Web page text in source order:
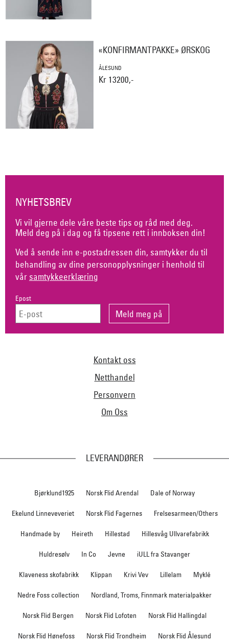
«KONFIRMANTPAKKE» ØRSKOG
ÅLESUND
Kr 13200,-
NYHETSBREV
Vi vil gjerne dele våre beste tips og råd med deg.
Meld deg på i dag og få tipsene rett i innboksen din!
Ved å sende inn e-postadressen din, samtykker du til
behandling av dine personopplysninger i henhold til
vår samtykkeerklæring
Epost
Kontakt oss
Netthandel
Personvern
Om Oss
LEVERANDØRER
Bjørklund1925 Norsk Flid Arendal Dale of Norway
Ekelund Linneveveriet Norsk Flid Fagernes Frelsesarmeen/Others
Handmade by Heireth Hillestad Hillesvåg Ullvarefabrikk
Huldresølv In Co Jevne iULL fra Stavanger
Klaveness skofabrikk Klippan Krivi Vev Lillelam Myklé
Nedre Foss collection Nordland, Troms, Finnmark materialpakker
Norsk Flid Bergen Norsk Flid Lofoten Norsk Flid Hallingdal
Norsk Flid Hønefoss Norsk Flid Trondheim Norsk Flid Ålesund